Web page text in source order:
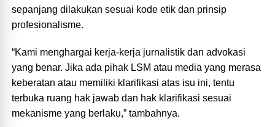
sepanjang dilakukan sesuai kode etik dan prinsip
profesionalisme.
“Kami menghargai kerja-kerja jurnalistik dan advokasi
yang benar. Jika ada pihak LSM atau media yang merasa
keberatan atau memiliki klarifikasi atas isu ini, tentu
terbuka ruang hak jawab dan hak klarifikasi sesuai
mekanisme yang berlaku,” tambahnya.